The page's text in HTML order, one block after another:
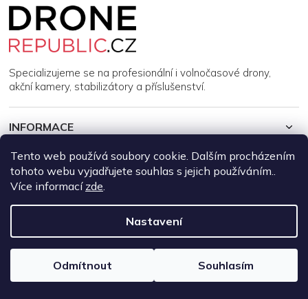
Tento web používá soubory cookie. Dalším procházením
tohoto webu vyjadřujete souhlas s jejich používáním..
Více informací zde.
Nastavení
Odmítnout Souhlasím
Specializujeme se na profesionální i volnočasové drony,
akční kamery, stabilizátory a příslušenství.
INFORMACE
MŮJ ÚČET
Copyright 2026DroneRepublic.cz. Všechna práva vyhrazena.
Upravit nastavení cookies